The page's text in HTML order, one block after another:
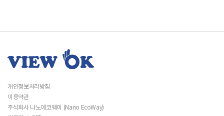
개인정보처리방침
이용약관
주식회사 나노에코웨이 (Nano EcoWay)